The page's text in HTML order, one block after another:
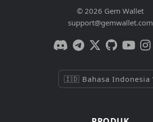
© 2026 Gem Wallet
support@gemwallet.com
🇮🇩 Bahasa Indonesia